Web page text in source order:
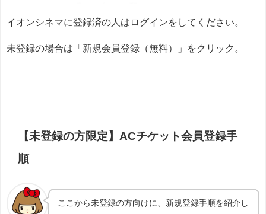
イオンシネマに登録済の人はログインをしてください。
未登録の場合は「新規会員登録（無料）」をクリック。
【未登録の方限定】ACチケット会員登録手
順
ここから未登録の方向けに、新規登録手順を紹介し